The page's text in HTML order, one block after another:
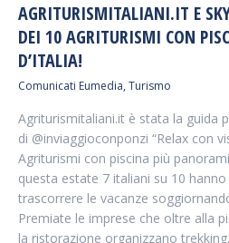
AGRITURISMITALIANI.IT E
DEI 10 AGRITURISMI CON
D’ITALIA!
Comunicati Eumedia, Turismo
Agriturismitaliani.it è stata la guida
di @inviaggioconponzi “Relax con
Agriturismi con piscina più
questa estate 7 italiani su 10
trascorrere le vacanze
Premiate le imprese che oltre alla
la ristorazione organizzano